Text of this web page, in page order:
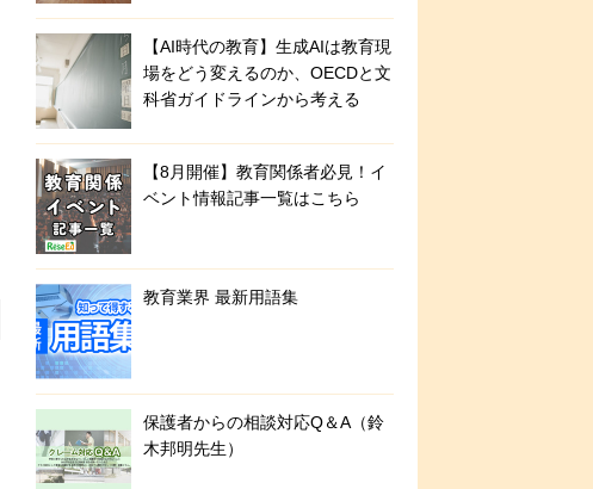
【AI時代の教育】生成AIは教育現
場をどう変えるのか、OECDと文
科省ガイドラインから考える
【8月開催】教育関係者必見！イ
ベント情報記事一覧はこちら
教育業界 最新用語集
保護者からの相談対応Q＆A（鈴
木邦明先生）